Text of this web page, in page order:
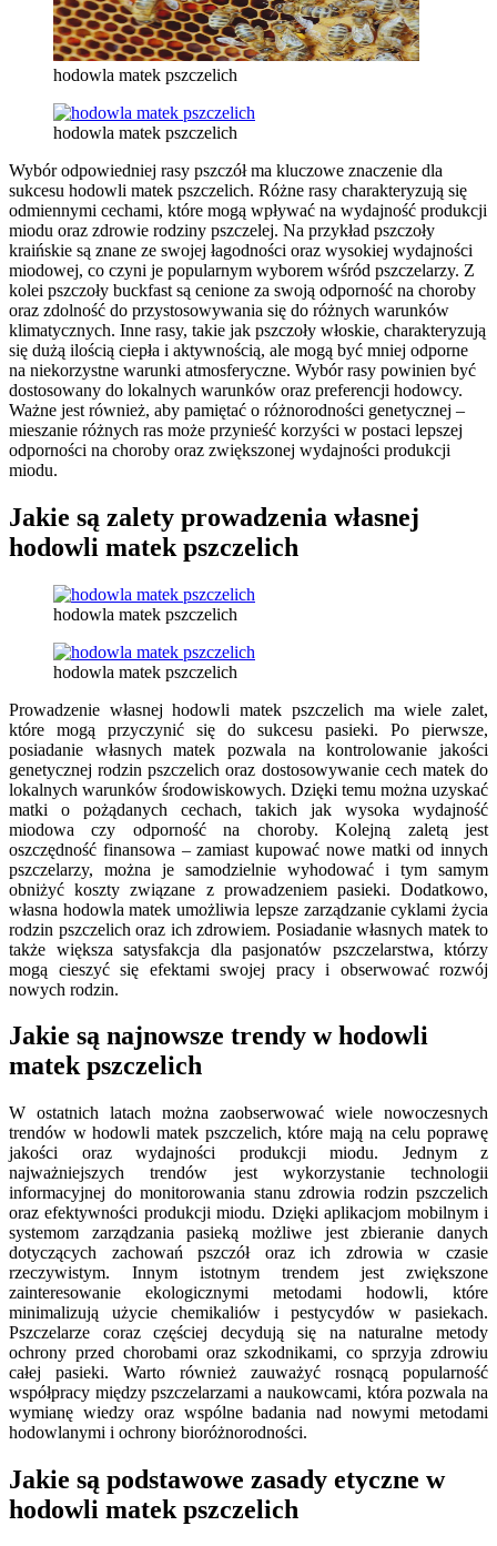
hodowla matek pszczelich
hodowla matek pszczelich
Wybór odpowiedniej rasy pszczół ma kluczowe znaczenie dla
sukcesu hodowli matek pszczelich. Różne rasy charakteryzują się
odmiennymi cechami, które mogą wpływać na wydajność produkcji
miodu oraz zdrowie rodziny pszczelej. Na przykład pszczoły
kraińskie są znane ze swojej łagodności oraz wysokiej wydajności
miodowej, co czyni je popularnym wyborem wśród pszczelarzy. Z
kolei pszczoły buckfast są cenione za swoją odporność na choroby
oraz zdolność do przystosowywania się do różnych warunków
klimatycznych. Inne rasy, takie jak pszczoły włoskie, charakteryzują
się dużą ilością ciepła i aktywnością, ale mogą być mniej odporne
na niekorzystne warunki atmosferyczne. Wybór rasy powinien być
dostosowany do lokalnych warunków oraz preferencji hodowcy.
Ważne jest również, aby pamiętać o różnorodności genetycznej –
mieszanie różnych ras może przynieść korzyści w postaci lepszej
odporności na choroby oraz zwiększonej wydajności produkcji
miodu.
Jakie są zalety prowadzenia własnej
hodowli matek pszczelich
hodowla matek pszczelich
hodowla matek pszczelich
Prowadzenie własnej hodowli matek pszczelich ma wiele zalet,
które mogą przyczynić się do sukcesu pasieki. Po pierwsze,
posiadanie własnych matek pozwala na kontrolowanie jakości
genetycznej rodzin pszczelich oraz dostosowywanie cech matek do
lokalnych warunków środowiskowych. Dzięki temu można uzyskać
matki o pożądanych cechach, takich jak wysoka wydajność
miodowa czy odporność na choroby. Kolejną zaletą jest
oszczędność finansowa – zamiast kupować nowe matki od innych
pszczelarzy, można je samodzielnie wyhodować i tym samym
obniżyć koszty związane z prowadzeniem pasieki. Dodatkowo,
własna hodowla matek umożliwia lepsze zarządzanie cyklami życia
rodzin pszczelich oraz ich zdrowiem. Posiadanie własnych matek to
także większa satysfakcja dla pasjonatów pszczelarstwa, którzy
mogą cieszyć się efektami swojej pracy i obserwować rozwój
nowych rodzin.
Jakie są najnowsze trendy w hodowli
matek pszczelich
W ostatnich latach można zaobserwować wiele nowoczesnych
trendów w hodowli matek pszczelich, które mają na celu poprawę
jakości oraz wydajności produkcji miodu. Jednym z
najważniejszych trendów jest wykorzystanie technologii
informacyjnej do monitorowania stanu zdrowia rodzin pszczelich
oraz efektywności produkcji miodu. Dzięki aplikacjom mobilnym i
systemom zarządzania pasieką możliwe jest zbieranie danych
dotyczących zachowań pszczół oraz ich zdrowia w czasie
rzeczywistym. Innym istotnym trendem jest zwiększone
zainteresowanie ekologicznymi metodami hodowli, które
minimalizują użycie chemikaliów i pestycydów w pasiekach.
Pszczelarze coraz częściej decydują się na naturalne metody
ochrony przed chorobami oraz szkodnikami, co sprzyja zdrowiu
całej pasieki. Warto również zauważyć rosnącą popularność
współpracy między pszczelarzami a naukowcami, która pozwala na
wymianę wiedzy oraz wspólne badania nad nowymi metodami
hodowlanymi i ochrony bioróżnorodności.
Jakie są podstawowe zasady etyczne w
hodowli matek pszczelich